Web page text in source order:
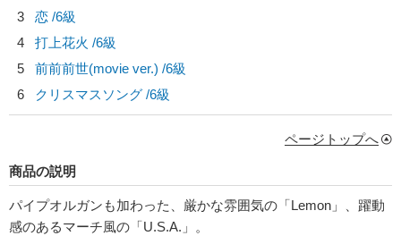
3
恋 /6級
4
打上花火 /6級
5
前前前世(movie ver.) /6級
6
クリスマスソング /6級
ページトップへ
商品の説明
パイプオルガンも加わった、厳かな雰囲気の「Lemon」、躍動
感のあるマーチ風の「U.S.A.」。